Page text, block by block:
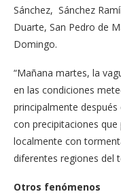
Sánchez, Sánchez
Duarte, San Pedro de
Domingo.
“Mañana martes, la
en las condiciones
principalmente
con precipitaciones
localmente con
diferentes regiones del
Otros fenómenos